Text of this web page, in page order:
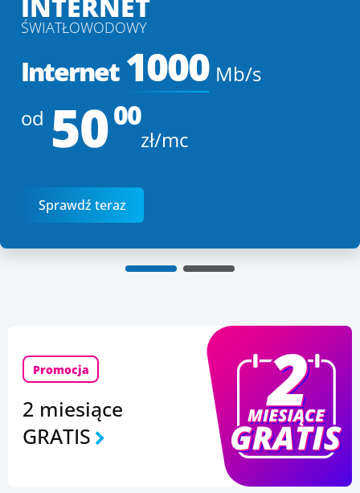
INTERNET
ŚWIATŁOWODOWY
Internet 1000 Mb/s
od 5000
zł/mc
Sprawdź teraz
Promocja
2 miesiące
GRATIS